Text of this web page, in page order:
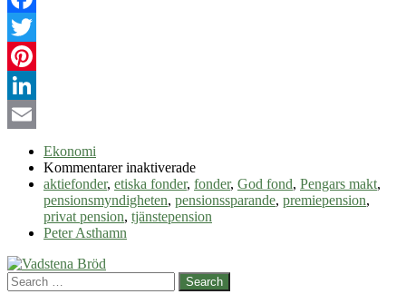
Facebook
Twitter
Pinterest
LinkedIn
Ekonomi
Kommentarer inaktiveradeför
Hållbart
pensionssparande
aktiefonder, etiska fonder, fonder, God fond, Pengars makt,
pensionsmyndigheten, pensionssparande, premiepension,
privat pension, tjänstepension
Peter Asthamn
Search